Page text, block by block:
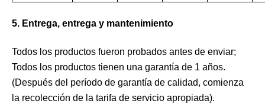
5. Entrega, entrega y mantenimiento
Todos los productos fueron probados antes de enviar;
Todos los productos tienen una garantía de 1 años.
(Después del período de garantía de calidad, comienza
la recolección de la tarifa de servicio apropiada).